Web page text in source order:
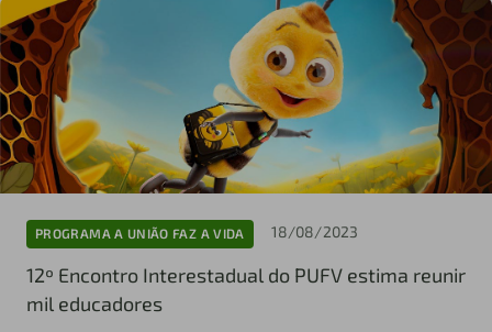
PROGRAMA A UNIÃO FAZ A VIDA 18/08/2023
12º Encontro Interestadual do PUFV estima reunir
mil educadores